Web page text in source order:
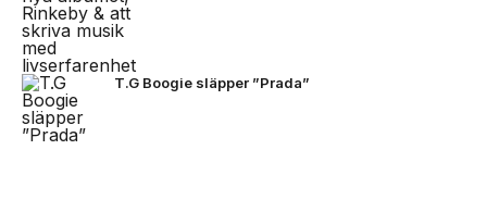
T.G Boogie släpper ”Prada”